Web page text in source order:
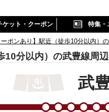
ケット・クーポン 特集・
ーポンあり】駅近（徒歩10分以内）
10分以内）の武豊線周
武